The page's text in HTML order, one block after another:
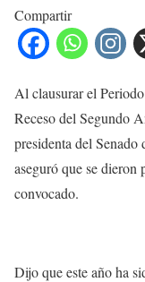
Compartir
Al clausurar el
Receso del Segundo
presidenta del
aseguró que se dieron
convocado.
Dijo que este año ha